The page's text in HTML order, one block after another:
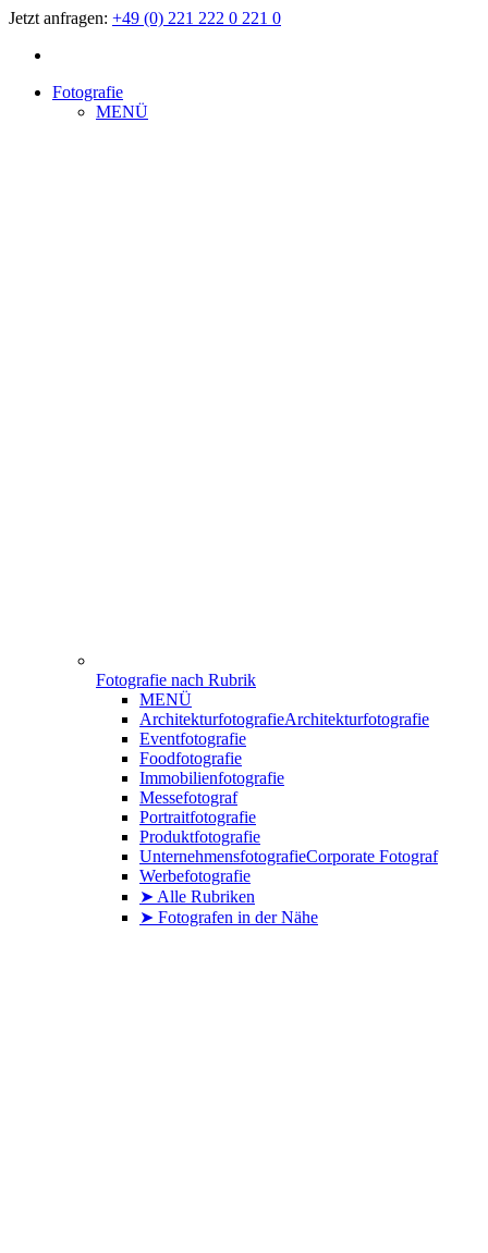
Jetzt anfragen: +49 (0) 221 222 0 221 0
Fotografie
MENÜ
Fotografie nach Rubrik
MENÜ
ArchitekturfotografieArchitekturfotografie
Eventfotografie
Foodfotografie
Immobilienfotografie
Messefotograf
Portraitfotografie
Produktfotografie
UnternehmensfotografieCorporate Fotograf
Werbefotografie
➤ Alle Rubriken
➤ Fotografen in der Nähe